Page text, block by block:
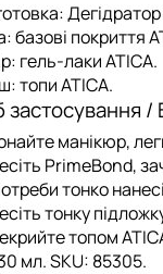
базові покриття
гель-лаки ATICA.
топи ATICA.
застосування /
манікюр,
PrimeBond,
тонко
тонку
топом
мл.SKU: 85305.